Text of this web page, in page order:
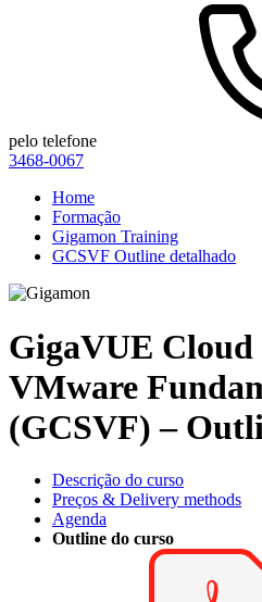
pelo telefone
3468-0067
Home
Formação
Gigamon Training
GCSVF Outline detalhado
GigaVUE
VMware
(GCSVF) –
Descrição do curso
Preços & Delivery methods
Agenda
Outline do curso